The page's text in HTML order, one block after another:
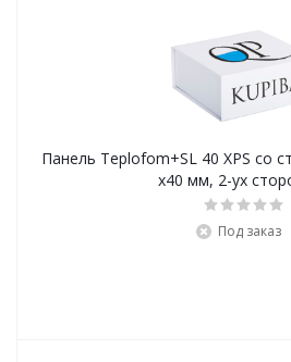
Панель Teplofom+SL 40 XPS со
х40 мм, 2-ух
Под заказ